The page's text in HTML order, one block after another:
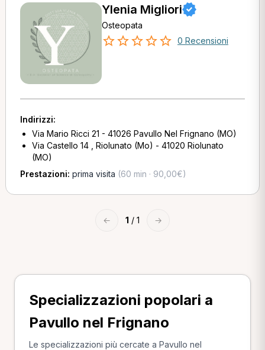
Ylenia Migliori
Osteopata
0 Recensioni
Indirizzi:
Via Mario Ricci 21 - 41026 Pavullo Nel Frignano (MO)
Via Castello 14 , Riolunato (Mo) - 41020 Riolunato
(MO)
Prestazioni: prima visita (60 min · 90,00€)
← 1 / 1 →
Specializzazioni popolari a
Pavullo nel Frignano
Le specializzazioni più cercate a Pavullo nel